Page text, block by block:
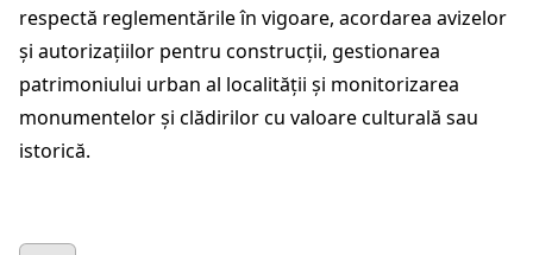
respectă reglementările în vigoare, acordarea avizelor
și autorizațiilor pentru construcții, gestionarea
patrimoniului urban al localității și monitorizarea
monumentelor și clădirilor cu valoare culturală sau
istorică.